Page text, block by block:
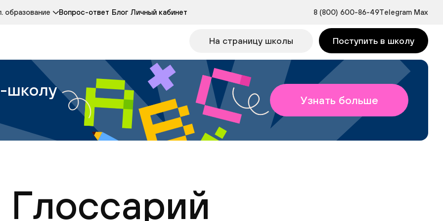
образование
по чтению
Вопрос-ответ Блог Личный кабинет 8 (800) 600-86-49Telegram Max
На страницу школы Поступить в школу
школу
Узнать больше
Глоссарий